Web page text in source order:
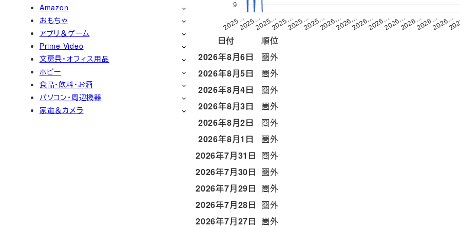
2025…2025…2025…2025…2025…2025…2026…2026…2026…2026…2026…2026…2026…2026…
9
日付
順位
2026年8月6日
圏外
2026年8月5日
圏外
2026年8月4日
圏外
2026年8月3日
圏外
2026年8月2日
圏外
2026年8月1日
圏外
2026年7月31日 圏外
2026年7月30日 圏外
2026年7月29日 圏外
2026年7月28日 圏外
2026年7月27日 圏外
Amazon
おもちゃ
アプリ＆ゲーム
Prime Video
文房具・オフィス用品
ホビー
食品・飲料・お酒
パソコン・周辺機器
家電＆カメラ